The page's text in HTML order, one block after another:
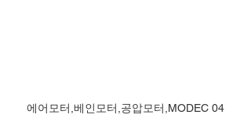
에어모터,베인모터,공압모터,MODEC 04